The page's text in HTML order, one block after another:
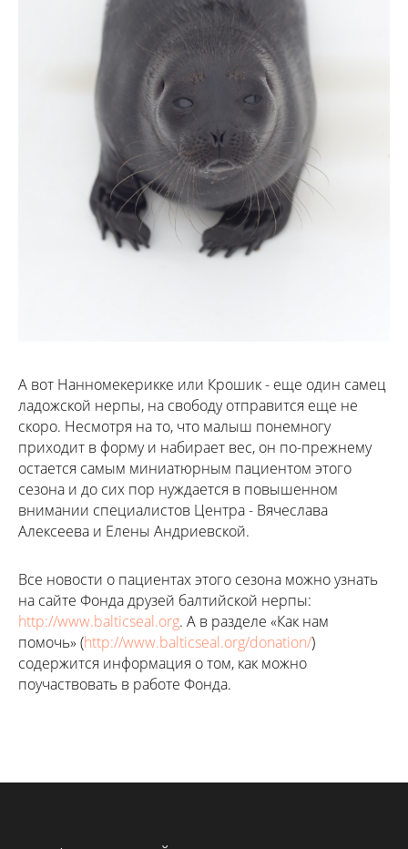
А вот Нанномекерикке или Крошик - еще один самец
ладожской нерпы, на свободу отправится еще не
скоро. Несмотря на то, что малыш понемногу
приходит в форму и набирает вес, он по-прежнему
остается самым миниатюрным пациентом этого
сезона и до сих пор нуждается в повышенном
внимании специалистов Центра - Вячеслава
Алексеева и Елены Андриевской.
Все новости о пациентах этого сезона можно узнать
на сайте Фонда друзей балтийской нерпы:
http://www.balticseal.org. А в разделе «Как нам
помочь» (http://www.balticseal.org/donation/)
содержится информация о том, как можно
поучаствовать в работе Фонда.